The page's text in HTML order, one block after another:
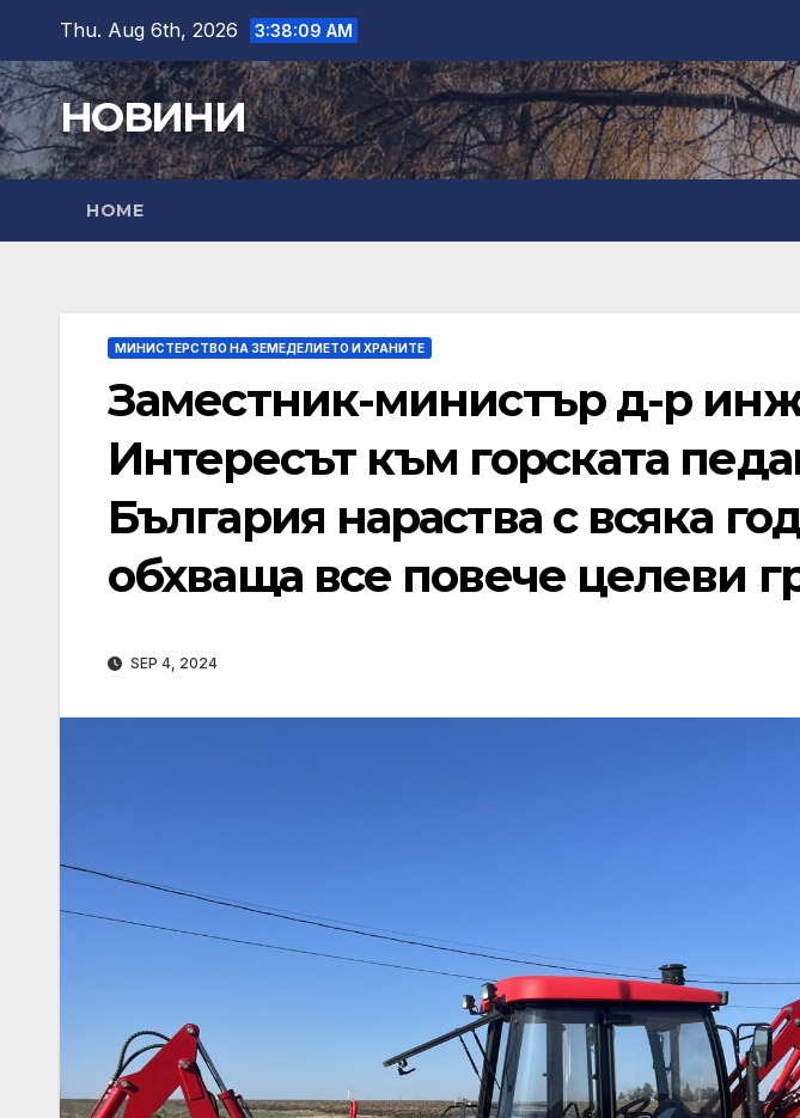
content
Thu. Aug 6th, 2026 3:38:10 AM
НОВИНИ
HOME
МИНИСТЕРСТВО НА ЗЕМЕДЕЛИЕТО И ХРАНИТЕ
Заместник-министър д-р
Интересът към горската
България нараства с всяка
обхваща все повече целеви
SEP 4, 2024